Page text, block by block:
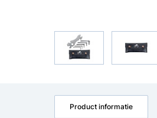
Product informatie